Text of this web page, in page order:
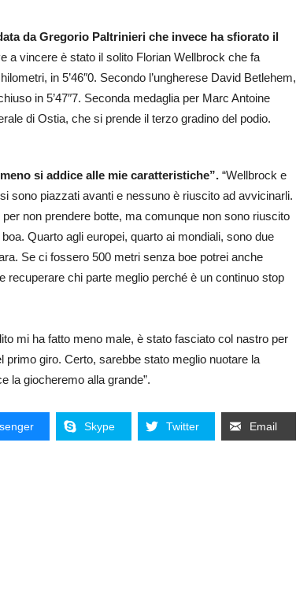
da Gregorio Paltrinieri che invece ha sfiorato il
a vincere è stato il solito Florian Wellbrock che fa
in 5’46″0. Secondo l’ungherese David Betlehem,
in 5’47″7. Seconda medaglia per Marc Antoine
di Ostia, che si prende il terzo gradino del podio.
si addice alle mie caratteristiche”. “Wellbrock e
sono piazzati avanti e nessuno è riuscito ad avvicinarli.
non prendere botte, ma comunque non sono riuscito
Quarto agli europei, quarto ai mondiali, sono due
Se ci fossero 500 metri senza boe potrei anche
recuperare chi parte meglio perché è un continuo stop
mi ha fatto meno male, è stato fasciato col nastro per
giro. Certo, sarebbe stato meglio nuotare la
la giocheremo alla grande”.
Skype Twitter Email